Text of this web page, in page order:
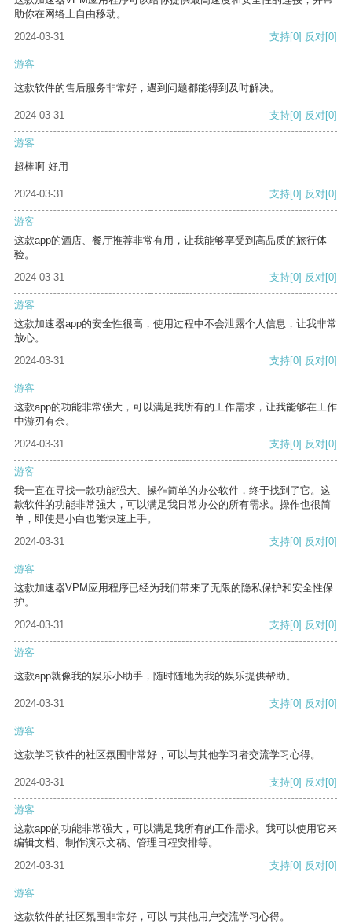
助你在网络上自由移动。
2024-03-31
支持[0] 反对[0]
游客
这款软件的售后服务非常好，遇到问题都能得到及时解决。
2024-03-31 支持[0] 反对[0]
游客
超棒啊 好用
2024-03-31 支持[0] 反对[0]
游客
这款app的酒店、餐厅推荐非常有用，让我能够享受到高品质的旅行体
验。
2024-03-31
支持[0] 反对[0]
游客
这款加速器app的安全性很高，使用过程中不会泄露个人信息，让我非常
放心。
2024-03-31
支持[0] 反对[0]
游客
这款app的功能非常强大，可以满足我所有的工作需求，让我能够在工作
中游刃有余。
2024-03-31
支持[0] 反对[0]
游客
我一直在寻找一款功能强大、操作简单的办公软件，终于找到了它。这
款软件的功能非常强大，可以满足我日常办公的所有需求。操作也很简
单，即使是小白也能快速上手。
2024-03-31
支持[0] 反对[0]
游客
这款加速器VPM应用程序已经为我们带来了无限的隐私保护和安全性保
护。
2024-03-31
支持[0] 反对[0]
游客
这款app就像我的娱乐小助手，随时随地为我的娱乐提供帮助。
2024-03-31 支持[0] 反对[0]
游客
这款学习软件的社区氛围非常好，可以与其他学习者交流学习心得。
2024-03-31 支持[0] 反对[0]
游客
这款app的功能非常强大，可以满足我所有的工作需求。我可以使用它来
编辑文档、制作演示文稿、管理日程安排等。
2024-03-31
支持[0] 反对[0]
游客
这款软件的社区氛围非常好，可以与其他用户交流学习心得。